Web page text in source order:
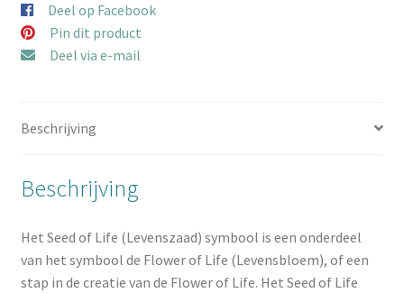
Deel op Facebook
Pin dit product
Deel via e-mail
Beschrijving
Beschrijving
Het Seed of Life (Levenszaad) symbool is een onderdeel
van het symbool de Flower of Life (Levensbloem), of een
stap in de creatie van de Flower of Life. Het Seed of Life